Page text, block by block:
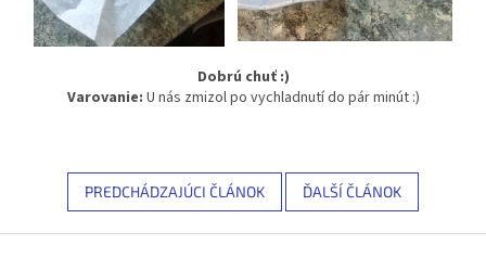
Dobrú chuť :)
Varovanie: U nás zmizol po vychladnutí do pár minút :)
PREDCHÁDZAJÚCI ČLÁNOK ĎALŠÍ ČLÁNOK